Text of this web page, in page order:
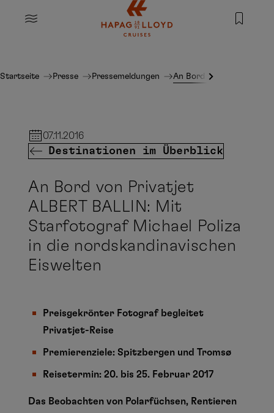
Springe zum Hauptinhalt
MENU
Startseite Presse Pressemeldungen An Bord von Privatjet
07.11.2016
Destinationen im Überblick
An Bord von Privatjet
ALBERT BALLIN: Mit
Starfotograf Michael Poliza
in die nordskandinavischen
Eiswelten
Preisgekrönter Fotograf begleitet
Privatjet-Reise
Premierenziele: Spitzbergen und Tromsø
Reisetermin: 20. bis 25. Februar 2017
Das Beobachten von Polarfüchsen, Rentieren